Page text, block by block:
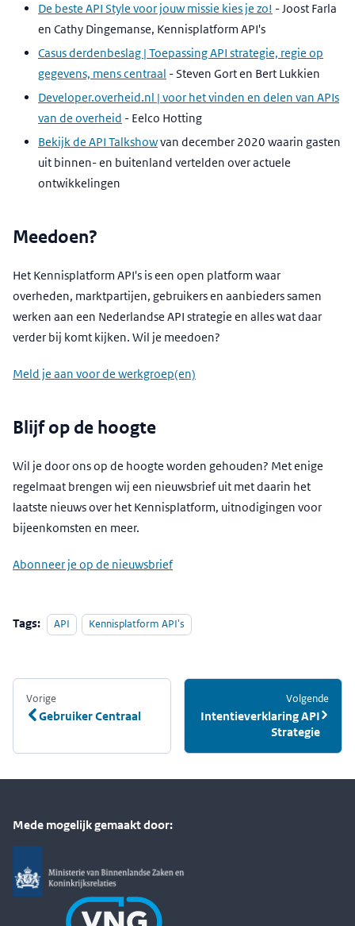
De beste API Style voor jouw missie kies je zo! - Joost Farla
en Cathy Dingemanse, Kennisplatform API's
Casus derdenbeslag | Toepassing API strategie, regie op
gegevens, mens centraal - Steven Gort en Bert Lukkien
Developer.overheid.nl | voor het vinden en delen van APIs
van de overheid - Eelco Hotting
Bekijk de API Talkshowvan december 2020 waarin gasten
uit binnen- en buitenland vertelden over actuele
ontwikkelingen
Meedoen?
Het Kennisplatform API's is een open platform waar
overheden, marktpartijen, gebruikers en aanbieders samen
werken aan een Nederlandse API strategie en alles wat daar
verder bij komt kijken. Wil je meedoen?
Meld je aan voor de werkgroep(en)
Blijf op de hoogte
Wil je door ons op de hoogte worden gehouden? Met enige
regelmaat brengen wij een nieuwsbrief uit met daarin het
laatste nieuws over het Kennisplatform, uitnodigingen voor
bijeenkomsten en meer.
Abonneer je op de nieuwsbrief
Tags: API Kennisplatform API's
Vorige
Gebruiker Centraal
Volgende
Intentieverklaring API
Strategie
Mede mogelijk gemaakt door: